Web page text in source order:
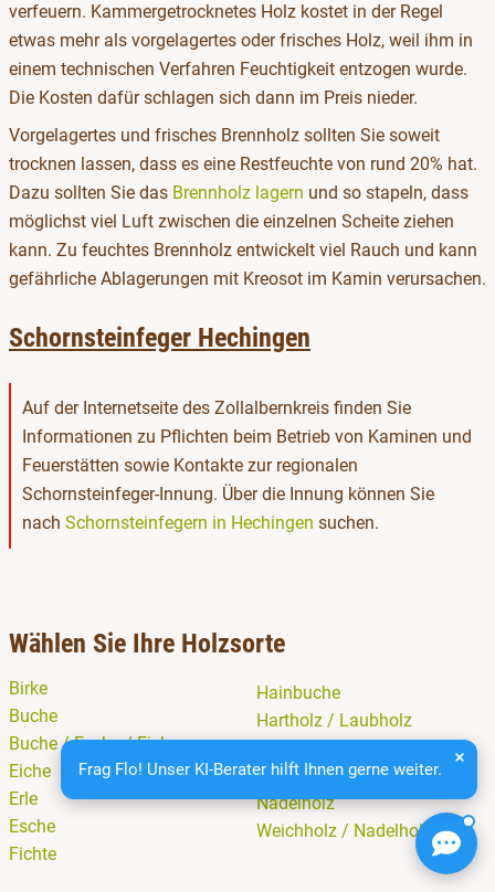
verfeuern. Kammergetrocknetes Holz kostet in der Regel
etwas mehr als vorgelagertes oder frisches Holz, weil ihm in
einem technischen Verfahren Feuchtigkeit entzogen wurde.
Die Kosten dafür schlagen sich dann im Preis nieder.
Vorgelagertes und frisches Brennholz sollten Sie soweit
trocknen lassen, dass es eine Restfeuchte von rund 20% hat.
Dazu sollten Sie das Brennholz lagern und so stapeln, dass
möglichst viel Luft zwischen die einzelnen Scheite ziehen
kann. Zu feuchtes Brennholz entwickelt viel Rauch und kann
gefährliche Ablagerungen mit Kreosot im Kamin verursachen.
Schornsteinfeger Hechingen
Auf der Internetseite des Zollalbernkreis finden Sie
Informationen zu Pflichten beim Betrieb von Kaminen und
Feuerstätten sowie Kontakte zur regionalen
Schornsteinfeger-Innung. Über die Innung können Sie
nach Schornsteinfegern in Hechingen suchen.
Wählen Sie Ihre Holzsorte
Birke
Buche
Buche / Esche / Eiche
Eiche
Erle
Esche
Fichte
Hainbuche
Hartholz / Laubholz
Mischholz
Nadelholz
Weichholz / Nadelholz
Frag Flo! Unser KI-Berater hilft Ihnen gerne weiter.